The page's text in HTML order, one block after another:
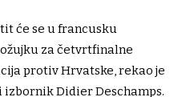
će se u francusku
za četvrtfinalne
protiv Hrvatske, rekao je
Didier Deschamps.